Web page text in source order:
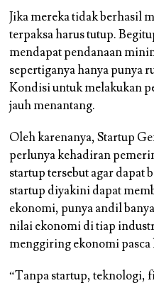
Jika mereka tidak berhasil
terpaksa harus tutup.
mendapat pendanaan
sepertiganya hanya punya
Kondisi untuk melakukan
jauh menantang.
Oleh karenanya, Startup
perlunya kehadiran
startup tersebut agar dapat
startup diyakini dapat
ekonomi, punya andil
nilai ekonomi di tiap
menggiring ekonomi
“Tanpa startup, teknologi,